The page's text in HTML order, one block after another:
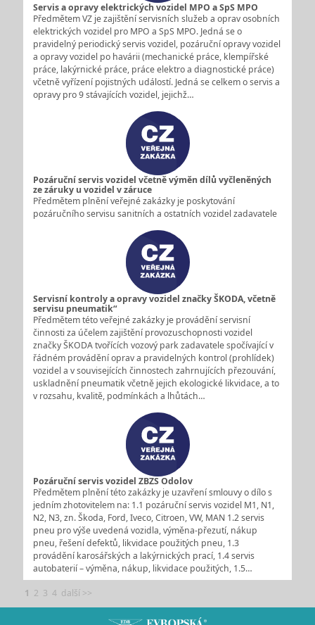
Servis a opravy elektrických vozidel MPO a SpS MPO
Předmětem VZ je zajištění servisních služeb a oprav osobních
elektrických vozidel pro MPO a SpS MPO. Jedná se o
pravidelný periodický servis vozidel, pozáruční opravy vozidel
a opravy vozidel po havárii (mechanické práce, klempířské
práce, lakýrnické práce, práce elektro a diagnostické práce)
včetně vyřízení pojistných událostí. Jedná se celkem o servis a
opravy pro 9 stávajících vozidel, jejichž…
Pozáruční servis vozidel včetně výměn dílů vyčleněných
ze záruky u vozidel v záruce
Předmětem plnění veřejné zakázky je poskytování
pozáručního servisu sanitních a ostatních vozidel zadavatele
Servisní kontroly a opravy vozidel značky ŠKODA, včetně
servisu pneumatik“
Předmětem této veřejné zakázky je provádění servisní
činnosti za účelem zajištění provozuschopnosti vozidel
značky ŠKODA tvořících vozový park zadavatele spočívající v
řádném provádění oprav a pravidelných kontrol (prohlídek)
vozidel a v souvisejících činnostech zahrnujících přezouvání,
uskladnění pneumatik včetně jejich ekologické likvidace, a to
v rozsahu, kvalitě, podmínkách a lhůtách…
Pozáruční servis vozidel ZBZS Odolov
Předmětem plnění této zakázky je uzavření smlouvy o dílo s
jedním zhotovitelem na: 1.1 pozáruční servis vozidel M1, N1,
N2, N3, zn. Škoda, Ford, Iveco, Citroen, VW, MAN 1.2 servis
pneu pro výše uvedená vozidla, výměna-přezutí, nákup
pneu, řešení defektů, likvidace použitých pneu, 1.3
provádění karosářských a lakýrnických prací, 1.4 servis
autobaterií – výměna, nákup, likvidace použitých, 1.5…
1 2 3 4 další >>